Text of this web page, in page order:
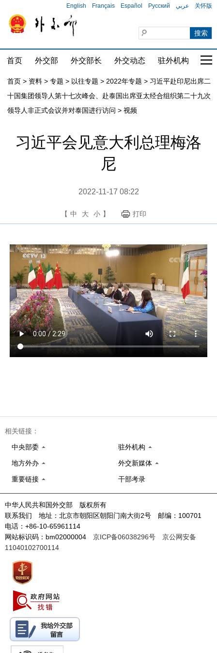
English Français Español Русский عربي 关怀版
首页 外交部 外交部长 外交动态 驻外机构 国
首页 > 资料 > 专题 > 以往专题 > 2022年专题 > 习近平赴印尼出席二
十国集团领导人第十七次峰会、赴泰国出席亚太经合组织第二十九次
领导人非正式会议并对泰国进行访问 > 视频
习近平会见意大利总理梅洛
尼
2022-11-17 08:22
【 中 大 小 】 打印
相关链接：
中央部委 驻外机构
地方外办 外交新媒体
重要链接 干部考录
中华人民共和国外交部 版权所有
联系我们 地址：北京市朝阳区朝阳门南大街2号 邮编：100701
电话：+86-10-65961114
网站标识码：bm02000004 京ICP备06038296号
京公网安备
11040102700114